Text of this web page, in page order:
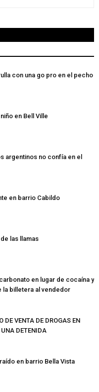
con una go pro en el pecho
en Bell Ville
argentinos no confía en el
en barrio Cabildo
las llamas
en lugar de cocaína y
la billetera al vendedor
DE VENTA DE DROGAS EN
DETENIDA
en barrio Bella Vista